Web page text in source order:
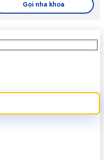
Gọi nha khoa